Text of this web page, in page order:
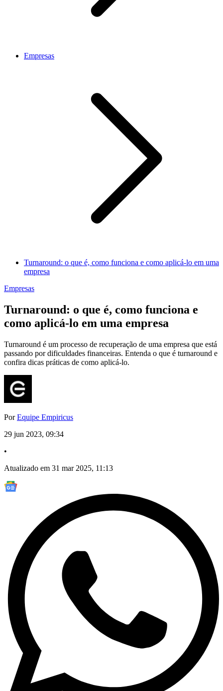
Empresas
Turnaround: o que é, como funciona e como aplicá-lo em uma
empresa
Empresas
Turnaround: o que é, como funciona e
como aplicá-lo em uma empresa
Turnaround é um processo de recuperação de uma empresa que está
passando por dificuldades financeiras. Entenda o que é turnaround e
confira dicas práticas de como aplicá-lo.
PorEquipe Empiricus
29 jun 2023, 09:34
•
Atualizado em 31 mar 2025, 11:13